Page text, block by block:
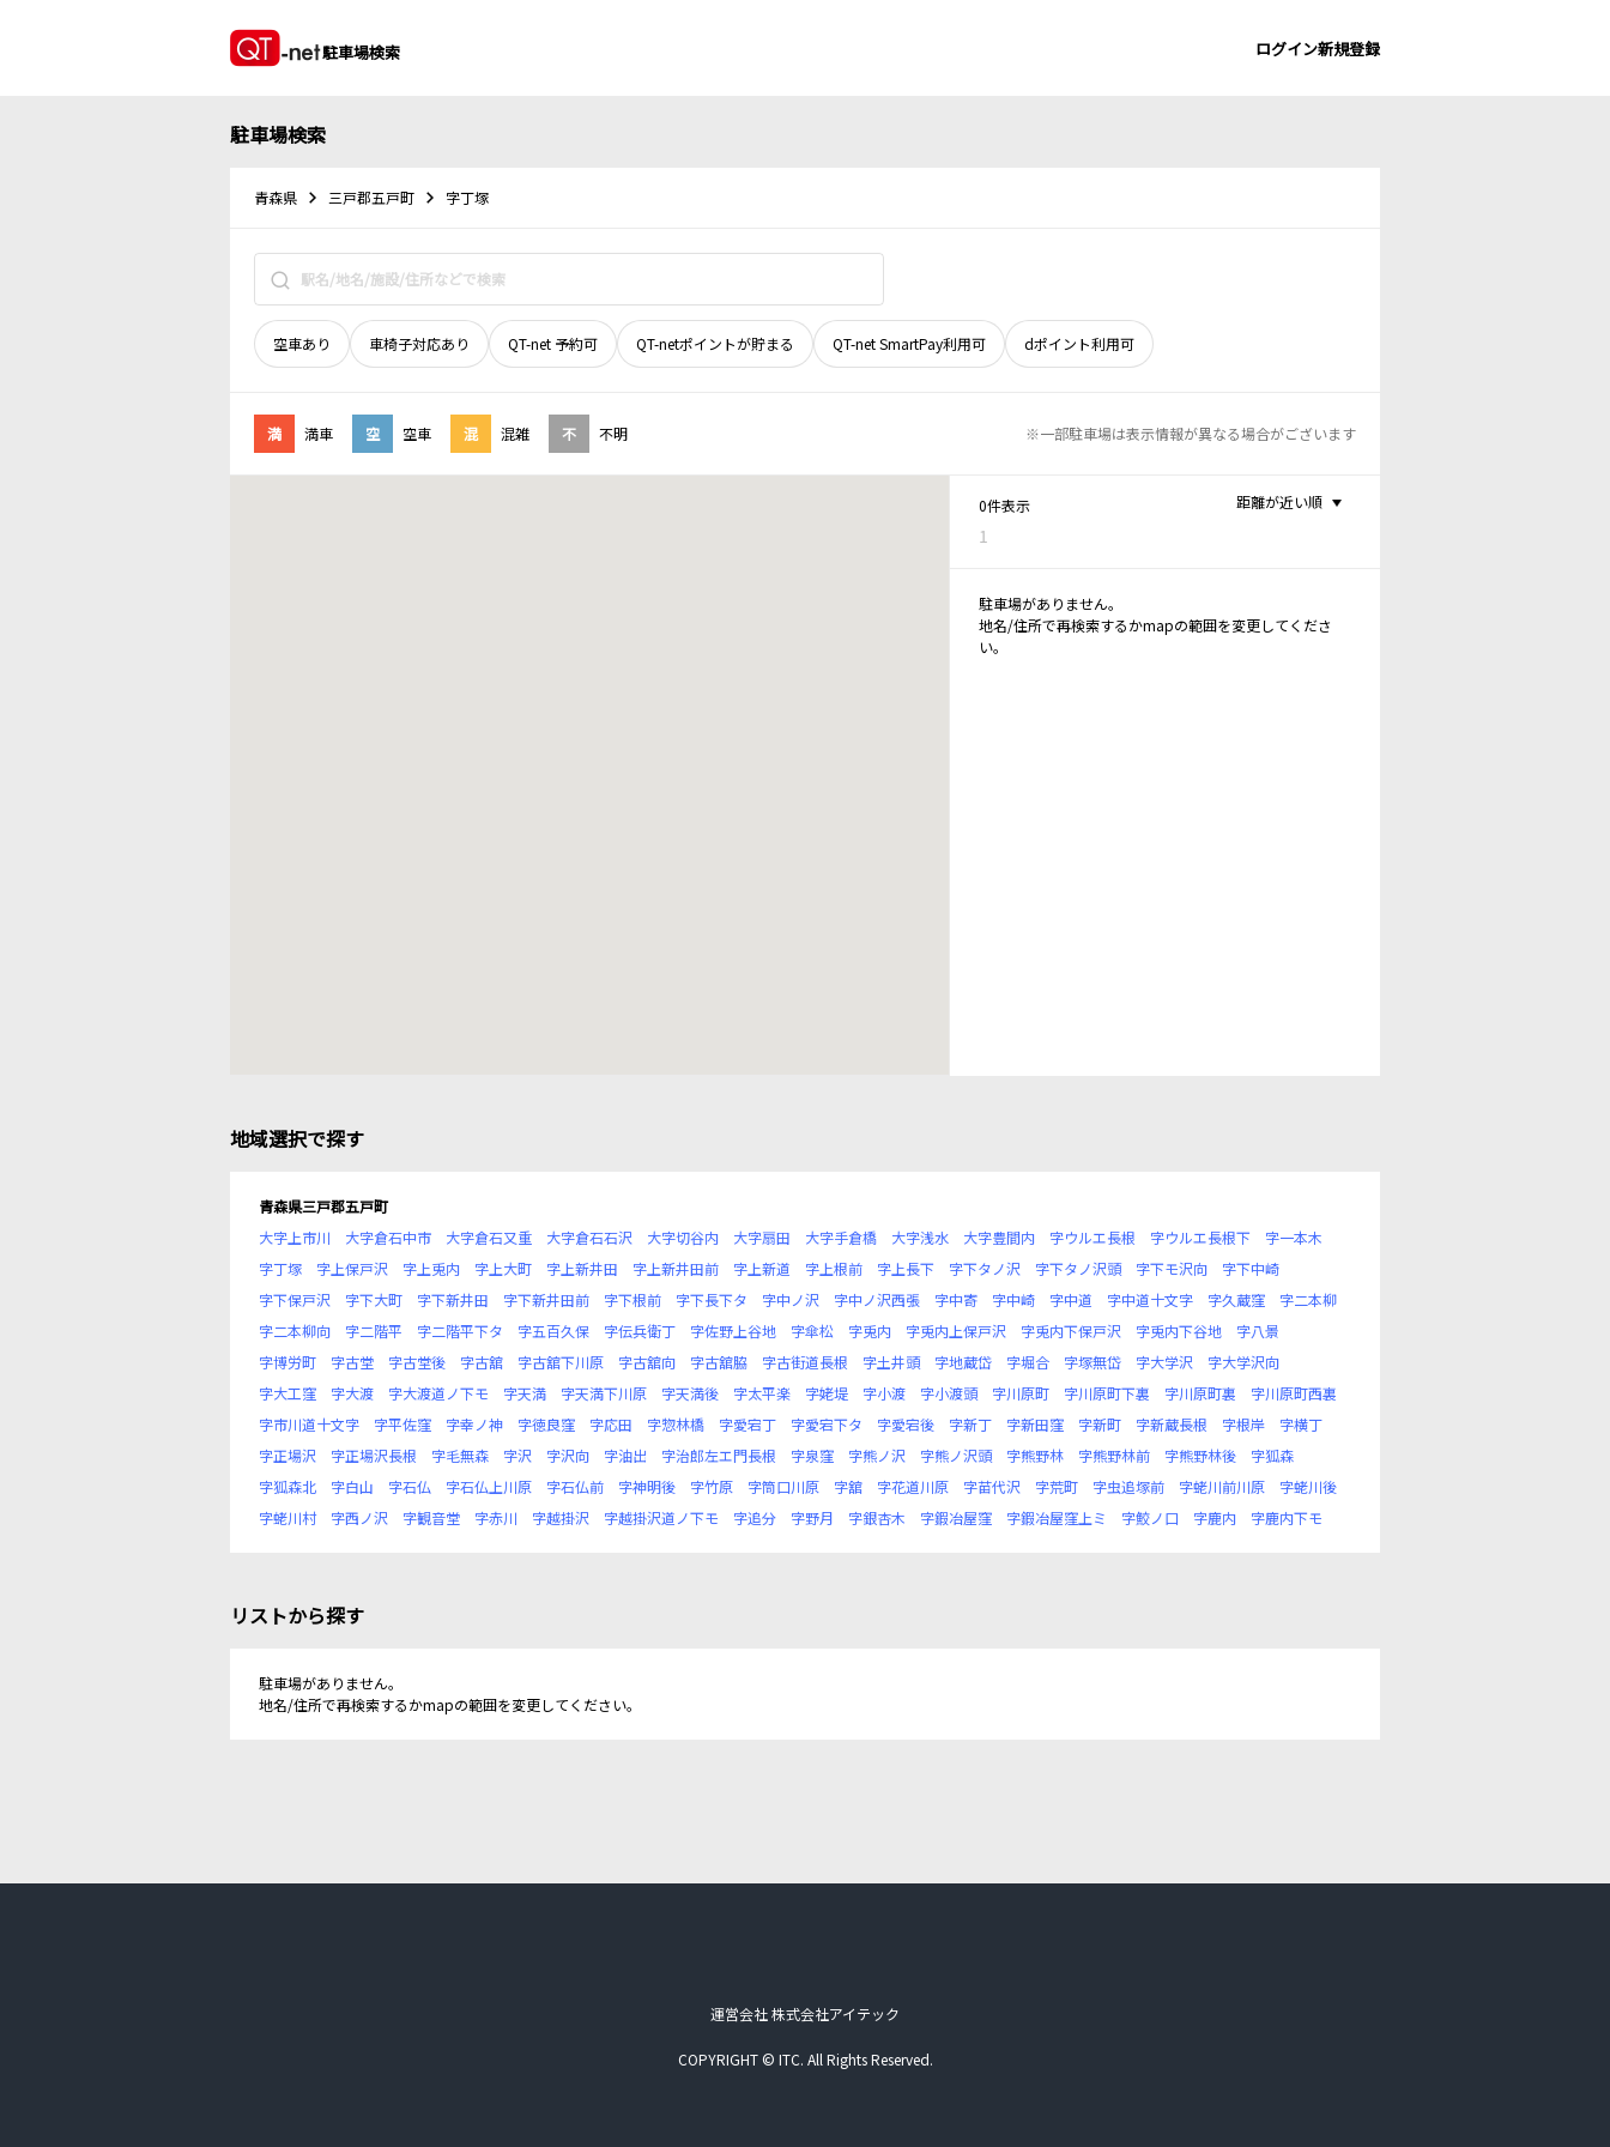
駐車場検索 ログイン新規登録
駐車場検索
青森県 三戸郡五戸町 字丁塚
空車あり 車椅子対応あり QT-net 予約可 QT-netポイントが貯まる QT-net SmartPay利用可 dポイント利用可
満 満車 空 空車 混 混雑 不 不明 ※一部駐車場は表示情報が異なる場合がございます
0件表示
1
距離が近い順
駐車場がありません。
地名/住所で再検索するかmapの範囲を変更してくださ
い。
地域選択で探す
青森県三戸郡五戸町
大字上市川
大字倉石中市 大字倉石又重 大字倉石石沢 大字切谷内 大字扇田 大字手倉橋 大字浅水 大字豊間内 字ウルエ長根 字ウルエ長根下
字一本木
字丁塚
字上保戸沢 字上兎内 字上大町 字上新井田 字上新井田前 字上新道 字上根前 字上長下 字下タノ沢 字下タノ沢頭 字下モ沢向
字下中崎
字下保戸沢
字下大町 字下新井田 字下新井田前 字下根前 字下長下タ 字中ノ沢 字中ノ沢西張 字中寄 字中崎 字中道 字中道十文字 字久蔵窪
字二本柳
字二本柳向
字二階平 字二階平下タ 字五百久保 字伝兵衛丁 字佐野上谷地 字傘松 字兎内 字兎内上保戸沢 字兎内下保戸沢 字兎内下谷地
字八景
字博労町
字古堂 字古堂後 字古舘 字古舘下川原 字古舘向 字古舘脇 字古街道長根 字土井頭 字地蔵岱 字堀合 字塚無岱 字大学沢
字大学沢向
字大工窪
字大渡 字大渡道ノ下モ 字天満 字天満下川原 字天満後 字太平楽 字姥堤 字小渡 字小渡頭 字川原町 字川原町下裏 字川原町裏
字川原町西裏
字市川道十文字
字平佐窪 字幸ノ神 字徳良窪 字応田 字惣林橋 字愛宕丁 字愛宕下タ 字愛宕後 字新丁 字新田窪 字新町 字新蔵長根 字根岸
字横丁
字正場沢
字正場沢長根 字毛無森 字沢 字沢向 字油出 字治郎左エ門長根 字泉窪 字熊ノ沢 字熊ノ沢頭 字熊野林 字熊野林前 字熊野林後
字狐森
字狐森北
字白山 字石仏 字石仏上川原 字石仏前 字神明後 字竹原 字筒口川原 字舘 字花道川原 字苗代沢 字荒町 字虫追塚前 字蛯川前川原
字蛯川後
字蛯川村
字西ノ沢 字観音堂 字赤川 字越掛沢 字越掛沢道ノ下モ 字追分 字野月 字銀杏木 字鍜冶屋窪 字鍜冶屋窪上ミ 字鮫ノ口 字鹿内 字鹿内下モ
リストから探す
駐車場がありません。
地名/住所で再検索するかmapの範囲を変更してください。
運営会社 株式会社アイテック
COPYRIGHT © ITC. All Rights Reserved.